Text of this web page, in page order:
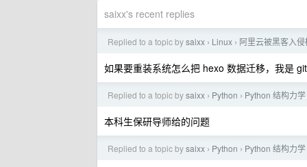
saixx's recent replies
Replied to a topic bysaixx › Linux › 阿里云被黑客入
如果要重装系统怎么把 hexo 数据迁移，我是
Replied to a topic bysaixx › Python › Python 结构力
本科生保研导师给的问题
Replied to a topic bysaixx › Python › Python 结构力